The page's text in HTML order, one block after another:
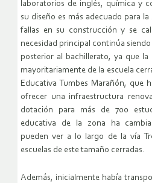
laboratorios de inglés, química y
su diseño es más adecuado para
fallas en su construcción y se
necesidad principal continúa
posterior al bachillerato, ya que
mayoritariamente de la escuela
Educativa Tumbes Marañón, que
ofrecer una infraestructura
dotación para más de 700
educativa de la zona ha
pueden ver a lo largo de la vía
escuelas de este tamaño cerradas.
Además, inicialmente había